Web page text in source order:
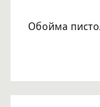
Обойма